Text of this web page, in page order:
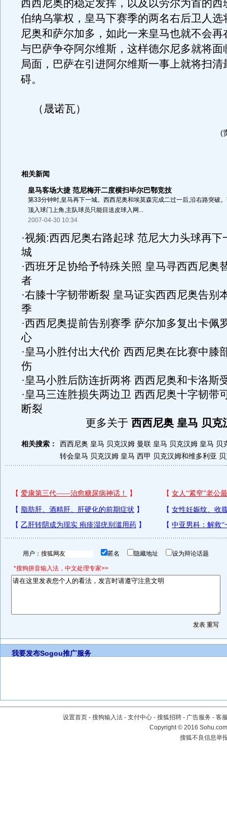
西西尼奥的稳定发挥，以及以劳尔为首的西
伯纳乌掌权，皇马下赛季的两名右后卫人选
尼奥和萨尔加多，如此一来皇马也就不会再
与巴萨争夺阿尔维斯，这样德尔尼多就将面
局面，巴萨在引进阿尔维斯一事上就将扫清
碍。
（晟诺瓦）
(
相关新闻
皇马客场大捷 范尼梅开二度横扫毕尔巴鄂竞技
第33分钟时,皇马再下一城。西西尼奥和埃莫森完成二过一后,沿右路突破
顶入球门上角,主队球员只能目送皮球入网...
2007-04-30 10:34
·视频:西西尼奥右路起球 范尼大力头球再下
城
·西班牙足协给予特殊关照 皇马寻西西尼奥
者
·右膝十字韧带断裂 皇马证实西西尼奥告别
季
·西西尼奥提前告别赛季 萨尔加多复出卡佩
心
·皇马小胜付出大代价 西西尼奥在比赛中膝
伤
·皇马小胜后防连折两将 西西尼奥和卡洛斯
·皇马三连胜损失两边卫 西西尼奥十字韧带
断裂
更多关于 西西尼奥 皇马 贝克
相关搜索： 西西尼奥 皇马 贝克汉姆 曼联 皇马 贝克汉姆 皇马 贝
转会皇马 贝克汉姆 皇马 西甲 贝克汉姆和维多利亚
用户： 匿名 隐藏地址 设为辩论话题
*搜狗拼音输入法，中文处理专家>>
我要发布Sogou推广服务
设置首页 - 搜狗输入法 - 支付中心 - 搜狐招聘 - 广告服务 - 客
Copyright©2016
搜狐不良信息举